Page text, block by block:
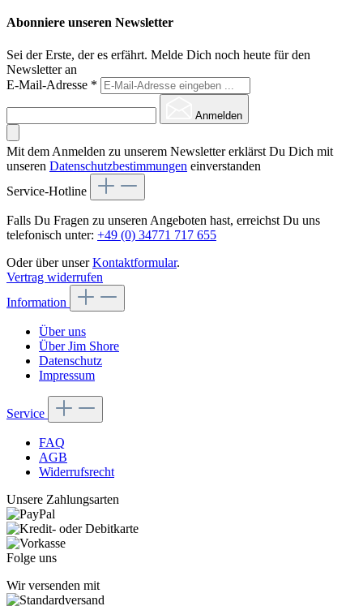
Abonniere unseren Newsletter
Sei der Erste, der es erfährt. Melde Dich noch heute für den
Newsletter an
E-Mail-Adresse *
Anmelden
Mit dem Anmelden zu unserem Newsletter erklärst Du Dich mit
unseren Datenschutzbestimmungen einverstanden
Service-Hotline
Falls Du Fragen zu unseren Angeboten hast, erreichst Du uns
telefonisch unter: +49 (0) 34771 717 655
Oder über unserKontaktformular.
Vertrag widerrufen
Information
Über uns
Über Jim Shore
Datenschutz
Impressum
Service
FAQ
AGB
Widerrufsrecht
Unsere Zahlungsarten
Folge uns
Wir versenden mit